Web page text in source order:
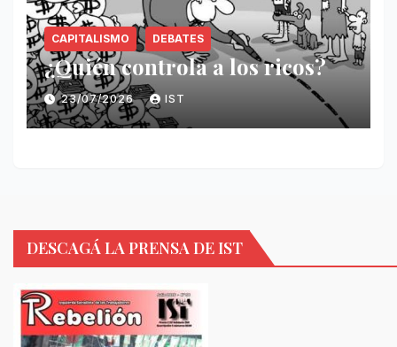
CAPITALISMO DEBATES
¿Quién controla a los ricos?
23/07/2026 IST
DESCAGÁ LA PRENSA DE IST